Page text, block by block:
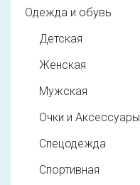
Одежда и обувь
Детская
Женская
Мужская
Очки и Аксессуары
Спецодежда
Спортивная